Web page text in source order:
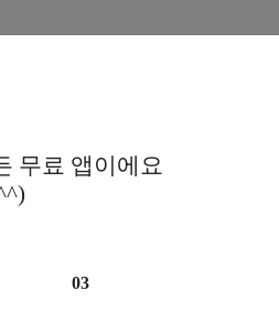
무료 앱이에요
03